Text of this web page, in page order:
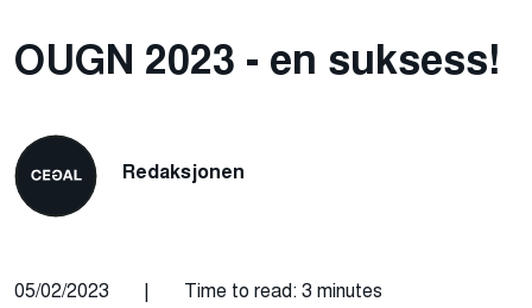
OUGN 2023 - en suksess!
Redaksjonen
05/02/2023 | Time to read: 3 minutes